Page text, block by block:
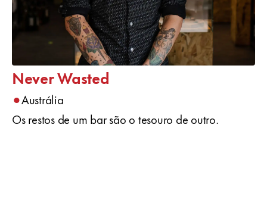
Never Wasted
•Austrália
Os restos de um bar são o tesouro de outro.